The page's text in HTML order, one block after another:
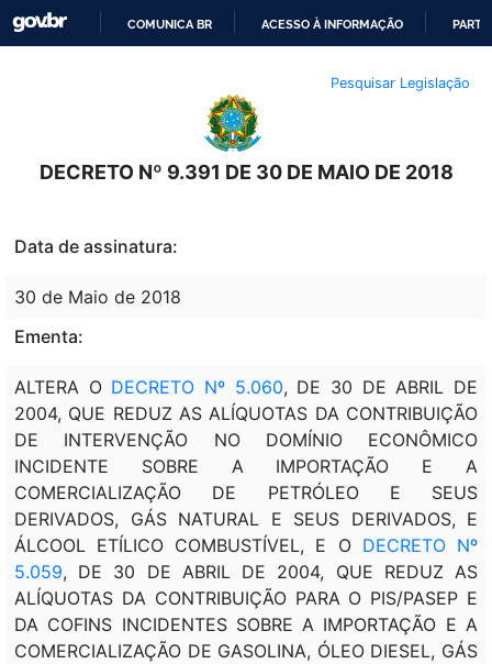
O
CONTEÚDO
COMUNICA BR ACESSO À INFORMAÇÃO
Pesquisar Legislação
DECRETO Nº 9.391 DE 30 DE MAIO DE 2018
Data de assinatura:
30 de Maio de 2018
Ementa:
ALTERA ODECRETO Nº 5.060, DE 30 DE ABRIL DE
2004, QUE REDUZ AS ALÍQUOTAS DA CONTRIBUIÇÃO
DE INTERVENÇÃO NO DOMÍNIO ECONÔMICO
INCIDENTE SOBRE A IMPORTAÇÃO E A
COMERCIALIZAÇÃO DE PETRÓLEO E SEUS
DERIVADOS, GÁS NATURAL E SEUS DERIVADOS, E
ÁLCOOL ETÍLICO COMBUSTÍVEL, E O DECRETO Nº
5.059, DE 30 DE ABRIL DE 2004, QUE REDUZ AS
ALÍQUOTAS DA CONTRIBUIÇÃO PARA O PIS/PASEP E
DA COFINS INCIDENTES SOBRE A IMPORTAÇÃO E A
COMERCIALIZAÇÃO DE GASOLINA, ÓLEO DIESEL, GÁS